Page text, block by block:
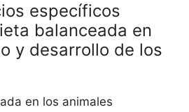
específicos
balanceada en
y desarrollo de los
en los animales